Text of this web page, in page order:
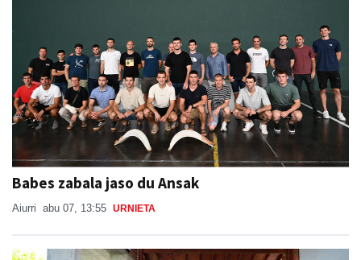
Babes zabala jaso du Ansak
Aiurri abu 07, 13:55 URNIETA